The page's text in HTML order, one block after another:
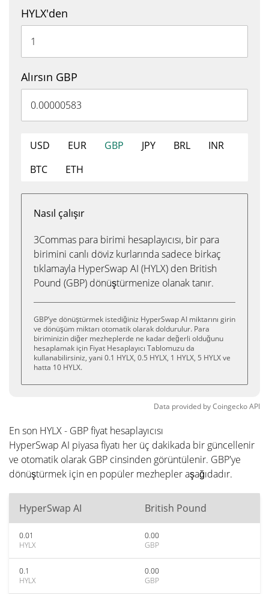
HYLX'den
Alırsın GBP
USD EUR GBP JPY BRL
INR
BTC
ETH
Nasıl çalışır
3Commas para birimi hesaplayıcısı, bir para
birimini canlı döviz kurlarında sadece birkaç
tıklamayla HyperSwap AI (HYLX) den British
Pound (GBP) dönüştürmenize olanak tanır.
GBP’ye dönüştürmek istediğiniz HyperSwap AI miktarını girin
ve dönüşüm miktarı otomatik olarak doldurulur. Para
biriminizin diğer mezheplerde ne kadar değerli olduğunu
hesaplamak için Fiyat Hesaplayıcı Tablomuzu da
kullanabilirsiniz, yani 0.1 HYLX, 0.5 HYLX, 1 HYLX, 5 HYLX ve
hatta 10 HYLX.
Data provided byCoingeckoAPI
En son HYLX - GBP fiyat hesaplayıcısı
HyperSwap AI piyasa fiyatı her üç dakikada bir güncellenir
ve otomatik olarak GBP cinsinden görüntülenir. GBP'ye
dönüştürmek için en popüler mezhepler aşağıdadır.
HyperSwap AI British Pound
0.01
HYLX
0.00
GBP
0.1
HYLX
0.00
GBP